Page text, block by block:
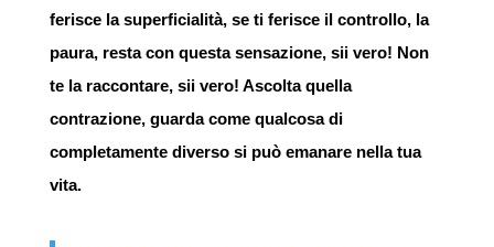
ferisce la superficialità, se ti ferisce il controllo, la
paura, resta con questa sensazione, sii vero! Non
te la raccontare, sii vero! Ascolta quella
contrazione, guarda come qualcosa di
completamente diverso si può emanare nella tua
vita.